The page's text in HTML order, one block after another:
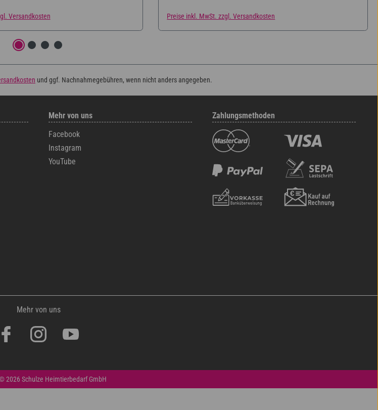
Versandkosten Preise inkl. MwSt. zzgl. Versandkosten
und ggf. Nachnahmegebühren, wenn nicht anders angegeben.
Mehr von uns
Facebook
Instagram
YouTube
Zahlungsmethoden
Mehr von uns
2026 Schulze Heimtierbedarf GmbH